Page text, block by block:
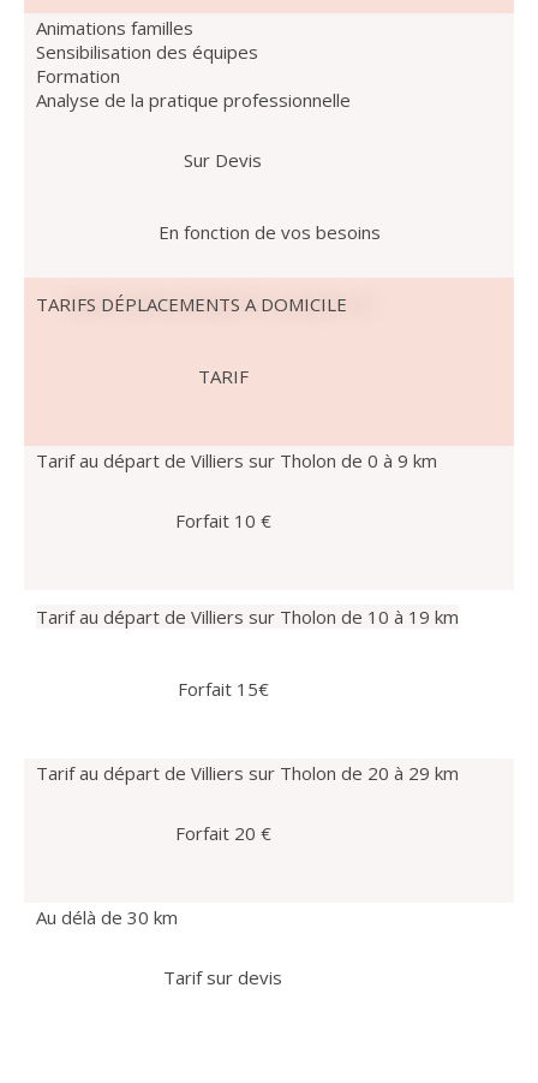
Animations familles
Sensibilisation des équipes
Formation
Analyse de la pratique professionnelle
Sur Devis
En fonction de vos besoins
TARIFS DÉPLACEMENTS A DOMICILE
TARIF
Tarif au départ de Villiers sur Tholon de 0 à 9 km
Forfait 10 €
Tarif au départ de Villiers sur Tholon de 10 à 19 km
Forfait 15€
Tarif au départ de Villiers sur Tholon de 20 à 29 km
Forfait 20 €
Au délà de 30 km
Tarif sur devis